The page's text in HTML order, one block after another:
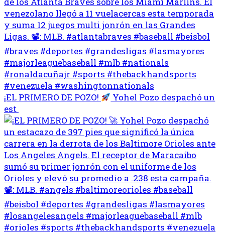
¡EL PRIMERO DE POZO!
Yohel Pozo despachó un
est